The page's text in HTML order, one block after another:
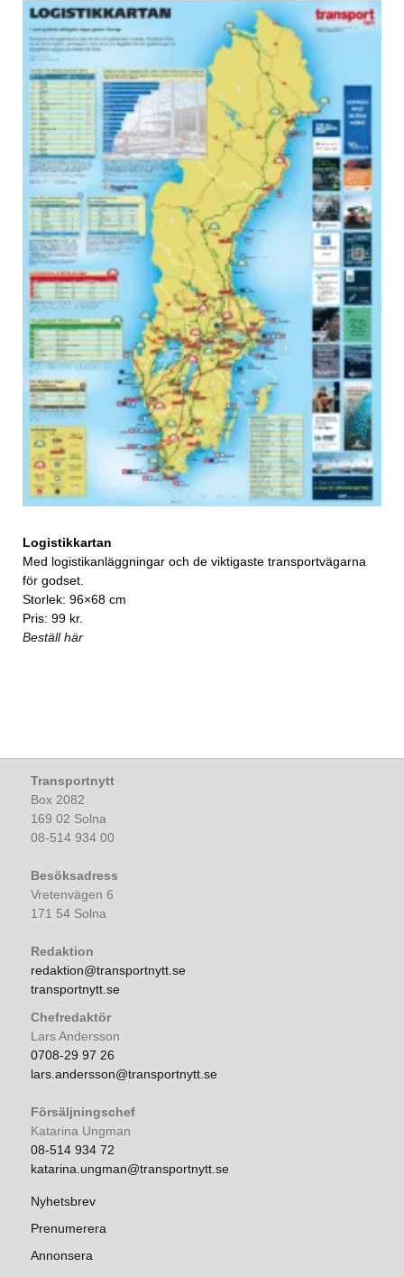
Logistikkartan
Med logistikanläggningar och de viktigaste transportvägarna
för godset.
Storlek: 96×68 cm
Pris: 99 kr.
Beställ här
Transportnytt
Box 2082
169 02 Solna
08-514 934 00
Besöksadress
Vretenvägen 6
171 54 Solna
Redaktion
redaktion@transportnytt.se
transportnytt.se
Chefredaktör
Lars Andersson
0708-29 97 26
lars.andersson@transportnytt.se
Försäljningschef
Katarina Ungman
08-514 934 72
katarina.ungman@transportnytt.se
Nyhetsbrev
Prenumerera
Annonsera